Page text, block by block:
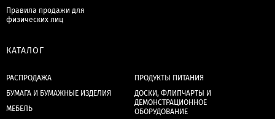
Правила продажи для
физических лиц
КАТАЛОГ
РАСПРОДАЖА
БУМАГА И БУМАЖНЫЕ ИЗДЕЛИЯ
МЕБЕЛЬ
ПРОДУКТЫ ПИТАНИЯ
ДОСКИ, ФЛИПЧАРТЫ И
ДЕМОНСТРАЦИОННОЕ
ОБОРУДОВАНИЕ